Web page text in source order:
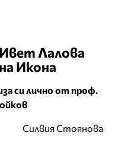
Лалова
Икона
си лично от проф.
Силвия Стоянова